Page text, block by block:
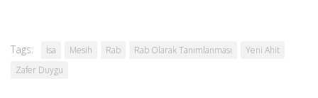
Tags: İsa Mesih Rab Rab Olarak Tanımlanması
Yeni Ahit
Zafer Duygu